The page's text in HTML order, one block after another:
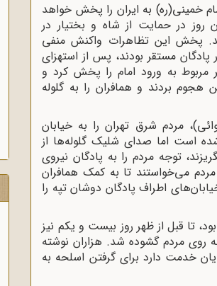
بازگشت امام خمینی(ره) به ایران را پخش خواهد
روز در حمایت از شاه و بختیار در
پخش این تظاهرات واکنش منفی
مستقر بودند، پس از استهزای
مربوط به ورود امام را پخش کرد و
هجوم بردند و همافران را به گلوله
مردم شرق تهران را به خیابان
است اما صدای شلیک گلوله‌ها از
توجه مردم را به پادگان نیروی
می‌خواستند تا به کمک همافران
اطراف پادگان دوشان تپه را
تا قبل از ظهر روز بیست و یکم نیز
نیروی هوایی به روی مردم گشوده شد. هزاران نوشته
خدمت دارد برای گرفتن اسلحه به